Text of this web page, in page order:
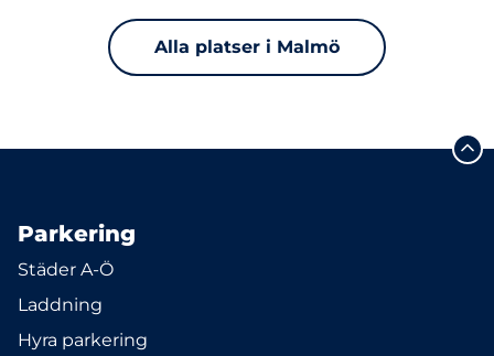
Alla platser i Malmö
Parkering
Städer A-Ö
Laddning
Hyra parkering